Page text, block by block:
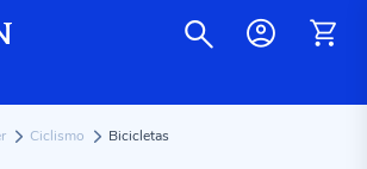
Ciclismo Bicicletas